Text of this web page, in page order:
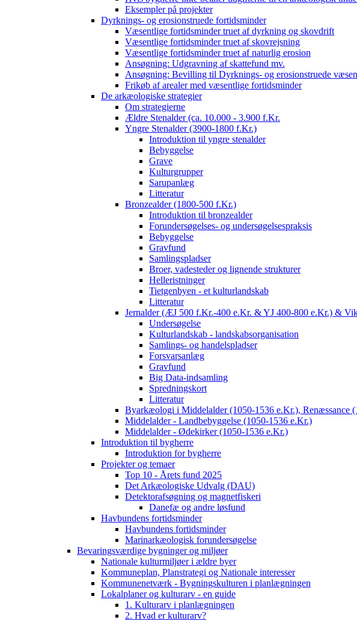
Eksempler på projekter
Dyrknings- og erosionstruede fortidsminder
Væsentlige fortidsminder truet af dyrkning og skovdrift
Væsentlige fortidsminder truet af skovrejsning
Væsentlige fortidsminder truet af naturlig erosion
Ansøgning: Udgravning af skattefund mv.
Ansøgning: Bevilling til Dyrknings- og erosionstruede
Frikøb af arealer med væsentlige fortidsminder
De arkæologiske strategier
Om strategierne
Ældre Stenalder (ca. 10.000 - 3.900 f.Kr.
Yngre Stenalder (3900-1800 f.Kr.)
Introduktion til yngre stenalder
Bebyggelse
Grave
Kulturgrupper
Sarupanlæg
Litteratur
Bronzealder (1800-500 f.Kr.)
Introduktion til bronzealder
Forundersøgelses- og undersøgelsespraksis
Bebyggelse
Gravfund
Samlingspladser
Broer, vadesteder og lignende strukturer
Helleristninger
Tietgenbyen - et kulturlandskab
Litteratur
Jernalder (ÆJ 500 f.Kr.-400 e.Kr. & YJ 400-800 e.Kr.) &
Undersøgelse
Kulturlandskab - landskabsorganisation
Samlings- og handelspladser
Forsvarsanlæg
Gravfund
Big Data-indsamling
Spredningskort
Litteratur
Byarkæologi i Middelalder (1050-1536 e.Kr.), Renæssance
Middelalder - Landbebyggelse (1050-1536 e.Kr.)
Middelalder - Ødekirker (1050-1536 e.Kr.)
Introduktion til bygherre
Introduktion for bygherre
Projekter og temaer
Top 10 - Årets fund 2025
Det Arkæologiske Udvalg (DAU)
Detektorafsøgning og magnetfiskeri
Danefæ og andre løsfund
Havbundens fortidsminder
Havbundens fortidsminder
Marinarkæologisk forundersøgelse
Bevaringsværdige bygninger og miljøer
Nationale kulturmiljøer i ældre byer
Kommuneplan, Planstrategi og Nationale interesser
Kommunenetværk - Bygningskulturen i planlægningen
Lokalplaner og kulturarv - en guide
1. Kulturarv i planlægningen
2. Hvad er kulturarv?